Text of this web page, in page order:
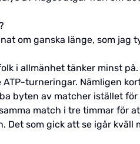
om ganska länge, som
i allmänhet tänker minst
turneringar. Nämligen
byten av matcher istället
match i tre timmar för
Det som gick att se igår